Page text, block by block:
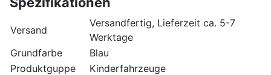
Versand
Versandfertig, Lieferzeit ca. 5-7
Werktage
Grundfarbe
Blau
Produktguppe
Kinderfahrzeuge